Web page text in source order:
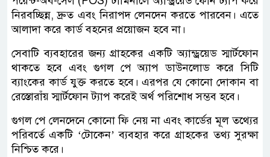
নিরবচ্ছিন্ন, দ্রুত এবং নিরাপদ লেনদেন করতে পারবেন। এতে
আলাদা করে কার্ড বহনের প্রয়োজন হবে না।
সেবাটি ব্যবহারের জন্য গ্রাহকের একটি অ্যান্ড্রয়েড স্মার্টফোন
থাকতে হবে এবং গুগল পে অ্যাপ ডাউনলোড করে সিটি
ব্যাংকের কার্ড যুক্ত করতে হবে। এরপর যে কোনো দোকান বা
রেস্তোরাঁয় স্মার্টফোন ট্যাপ করেই অর্থ পরিশোধ সম্ভব হবে।
গুগল পে লেনদেনে কোনো ফি নেয় না এবং কার্ডের মূল তথ্যের
পরিবর্তে একটি ‘টোকেন’ ব্যবহার করে গ্রাহকের তথ্য সুরক্ষা
নিশ্চিত করে।